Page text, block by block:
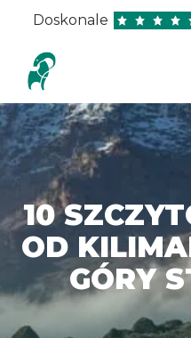
Doskonale
10
OD
GÓRY